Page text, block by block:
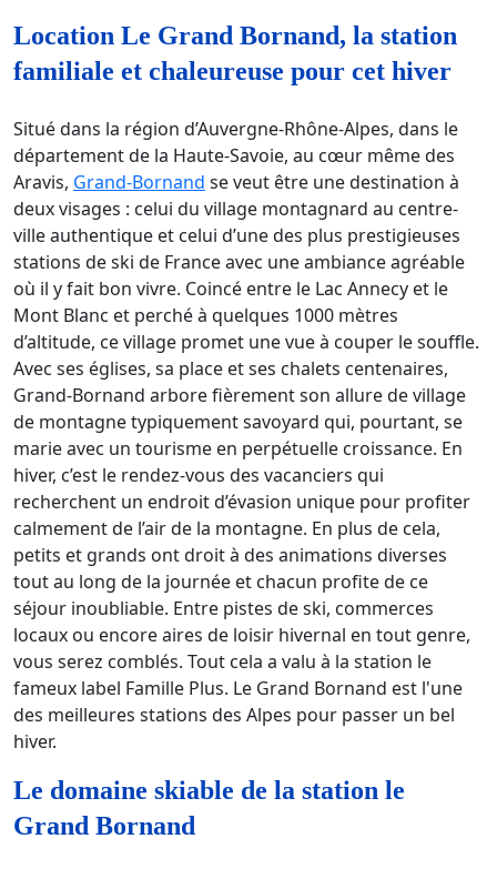
Location Le Grand Bornand, la station
familiale et chaleureuse pour cet hiver
Situé dans la région d’Auvergne-Rhône-Alpes, dans le
département de la Haute-Savoie, au cœur même des
Aravis, Grand-Bornand se veut être une destination à
deux visages : celui du village montagnard au centre-
ville authentique et celui d’une des plus prestigieuses
stations de ski de France avec une ambiance agréable
où il y fait bon vivre. Coincé entre le Lac Annecy et le
Mont Blanc et perché à quelques 1000 mètres
d’altitude, ce village promet une vue à couper le souffle.
Avec ses églises, sa place et ses chalets centenaires,
Grand-Bornand arbore fièrement son allure de village
de montagne typiquement savoyard qui, pourtant, se
marie avec un tourisme en perpétuelle croissance. En
hiver, c’est le rendez-vous des vacanciers qui
recherchent un endroit d’évasion unique pour profiter
calmement de l’air de la montagne. En plus de cela,
petits et grands ont droit à des animations diverses
tout au long de la journée et chacun profite de ce
séjour inoubliable. Entre pistes de ski, commerces
locaux ou encore aires de loisir hivernal en tout genre,
vous serez comblés. Tout cela a valu à la station le
fameux label Famille Plus. Le Grand Bornand est l'une
des meilleures stations des Alpes pour passer un bel
hiver.
Le domaine skiable de la station le
Grand Bornand